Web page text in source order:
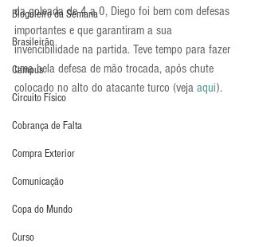
Blogoleiro da Semana
Brasileirão
Campus
Circuito Físico
Cobrança de Falta
Compra Exterior
Comunicação
Copa do Mundo
Curso
da goleada de 4 a 0, Diego foi bem com defesas
importantes e que garantiram a sua
invencibilidade na partida. Teve tempo para fazer
uma bela defesa de mão trocada, após chute
colocado no alto do atacante turco (veja aqui).